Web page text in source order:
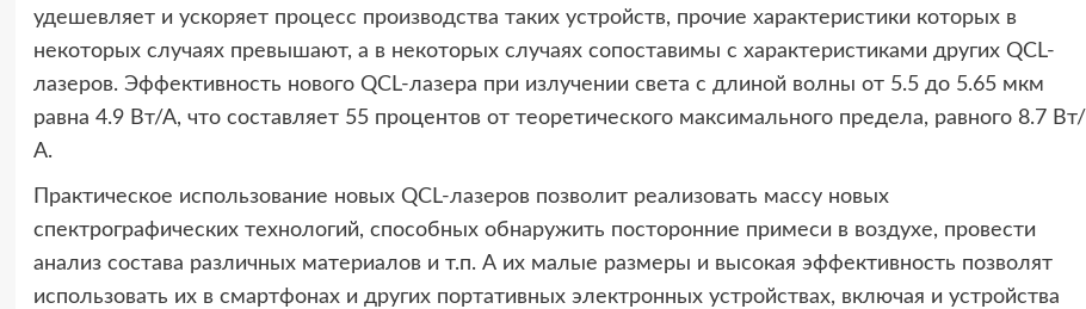
удешевляет и ускоряет процесс производства таких устройств, прочие характеристики которых в
некоторых случаях превышают, а в некоторых случаях сопоставимы с характеристиками других QCL-
лазеров. Эффективность нового QCL-лазера при излучении света с длиной волны от 5.5 до 5.65 мкм
равна 4.9 Вт/А, что составляет 55 процентов от теоретического максимального предела, равного 8.7 Вт/
А.
Практическое использование новых QCL-лазеров позволит реализовать массу новых
спектрографических технологий, способных обнаружить посторонние примеси в воздухе, провести
анализ состава различных материалов и т.п. А их малые размеры и высокая эффективность позволят
использовать их в смартфонах и других портативных электронных устройствах, включая и устройства